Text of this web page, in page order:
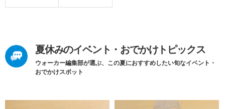
夏休みのイベント・おでかけトピックス
ウォーカー編集部が選ぶ、この夏におすすめしたい旬なイベント・
おでかけスポット